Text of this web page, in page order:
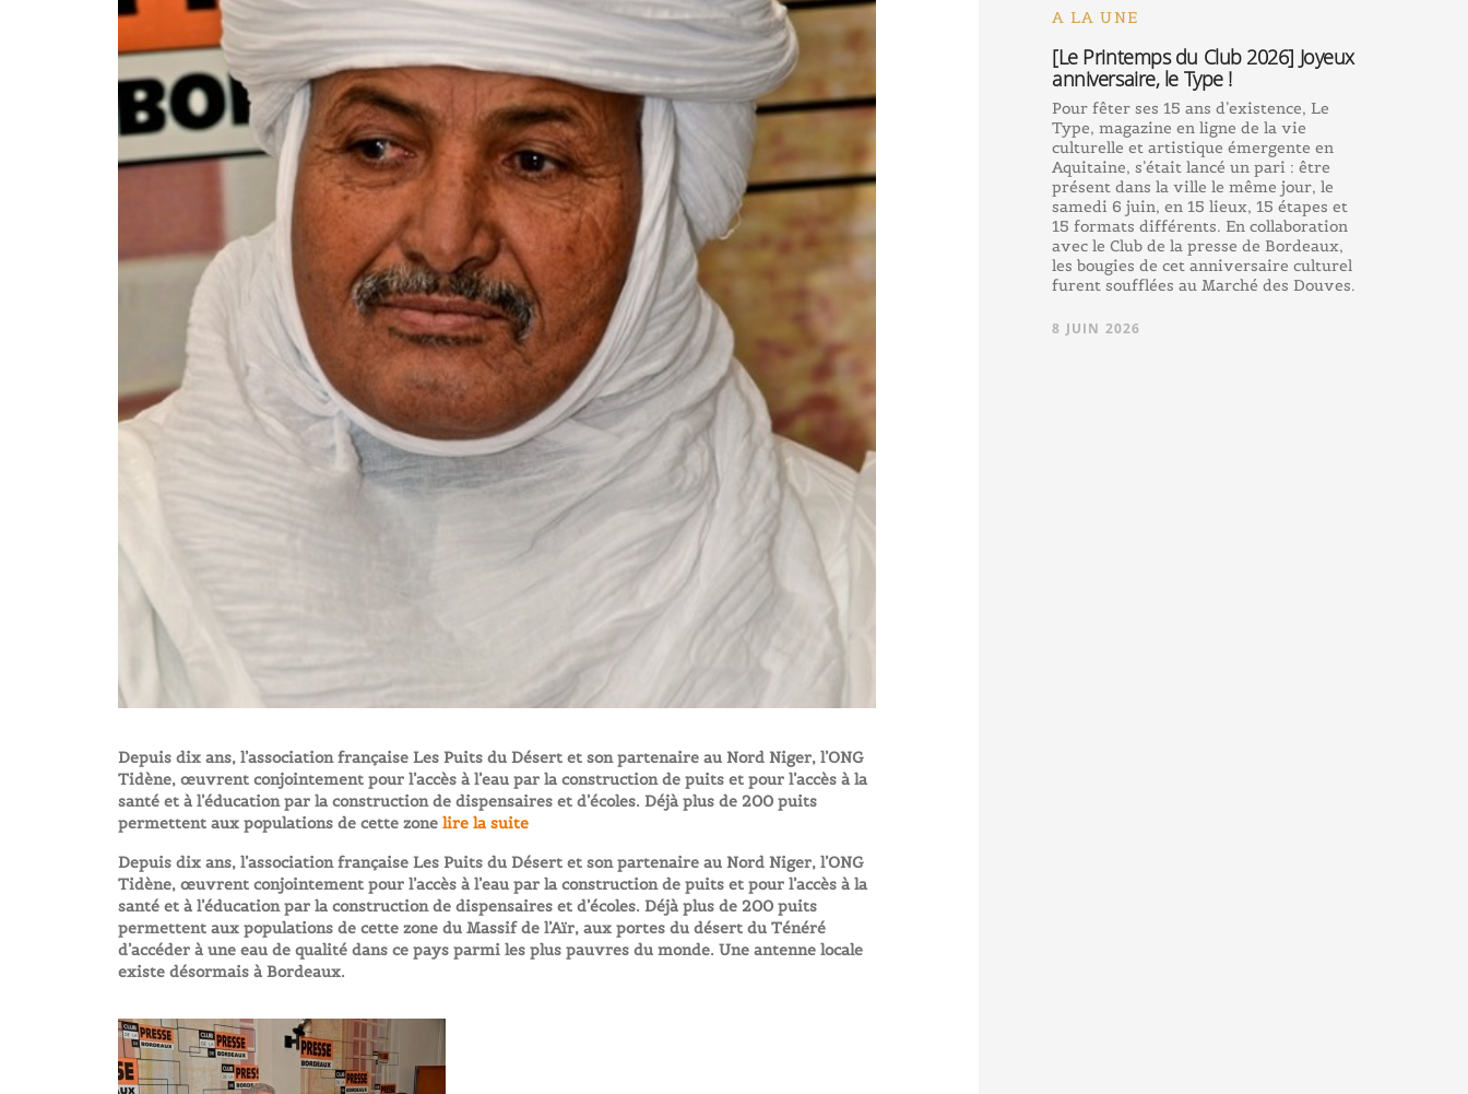
Depuis dix ans, l’association française Les Puits du Désert et son partenaire au Nord Niger, l’ONG
Tidène, œuvrent conjointement pour l’accès à l’eau par la construction de puits et pour l’accès à la
santé et à l’éducation par la construction de dispensaires et d’écoles. Déjà plus de 200 puits
permettent aux populations de cette zonelire la suite
Depuis dix ans, l’association française Les Puits du Désert et son partenaire au Nord Niger, l’ONG
Tidène, œuvrent conjointement pour l’accès à l’eau par la construction de puits et pour l’accès à la
santé et à l’éducation par la construction de dispensaires et d’écoles. Déjà plus de 200 puits
permettent aux populations de cette zone du Massif de l’Aïr, aux portes du désert du Ténéré
d’accéder à une eau de qualité dans ce pays parmi les plus pauvres du monde. Une antenne locale
existe désormais à Bordeaux.
A LA UNE
[Le Printemps du Club 2026] Joyeux
anniversaire, le Type !
Pour fêter ses 15 ans d’existence, Le
Type, magazine en ligne de la vie
culturelle et artistique émergente en
Aquitaine, s’était lancé un pari : être
présent dans la ville le même jour, le
samedi 6 juin, en 15 lieux, 15 étapes et
15 formats différents. En collaboration
avec le Club de la presse de Bordeaux,
les bougies de cet anniversaire culturel
furent soufflées au Marché des Douves.
8 JUIN 2026